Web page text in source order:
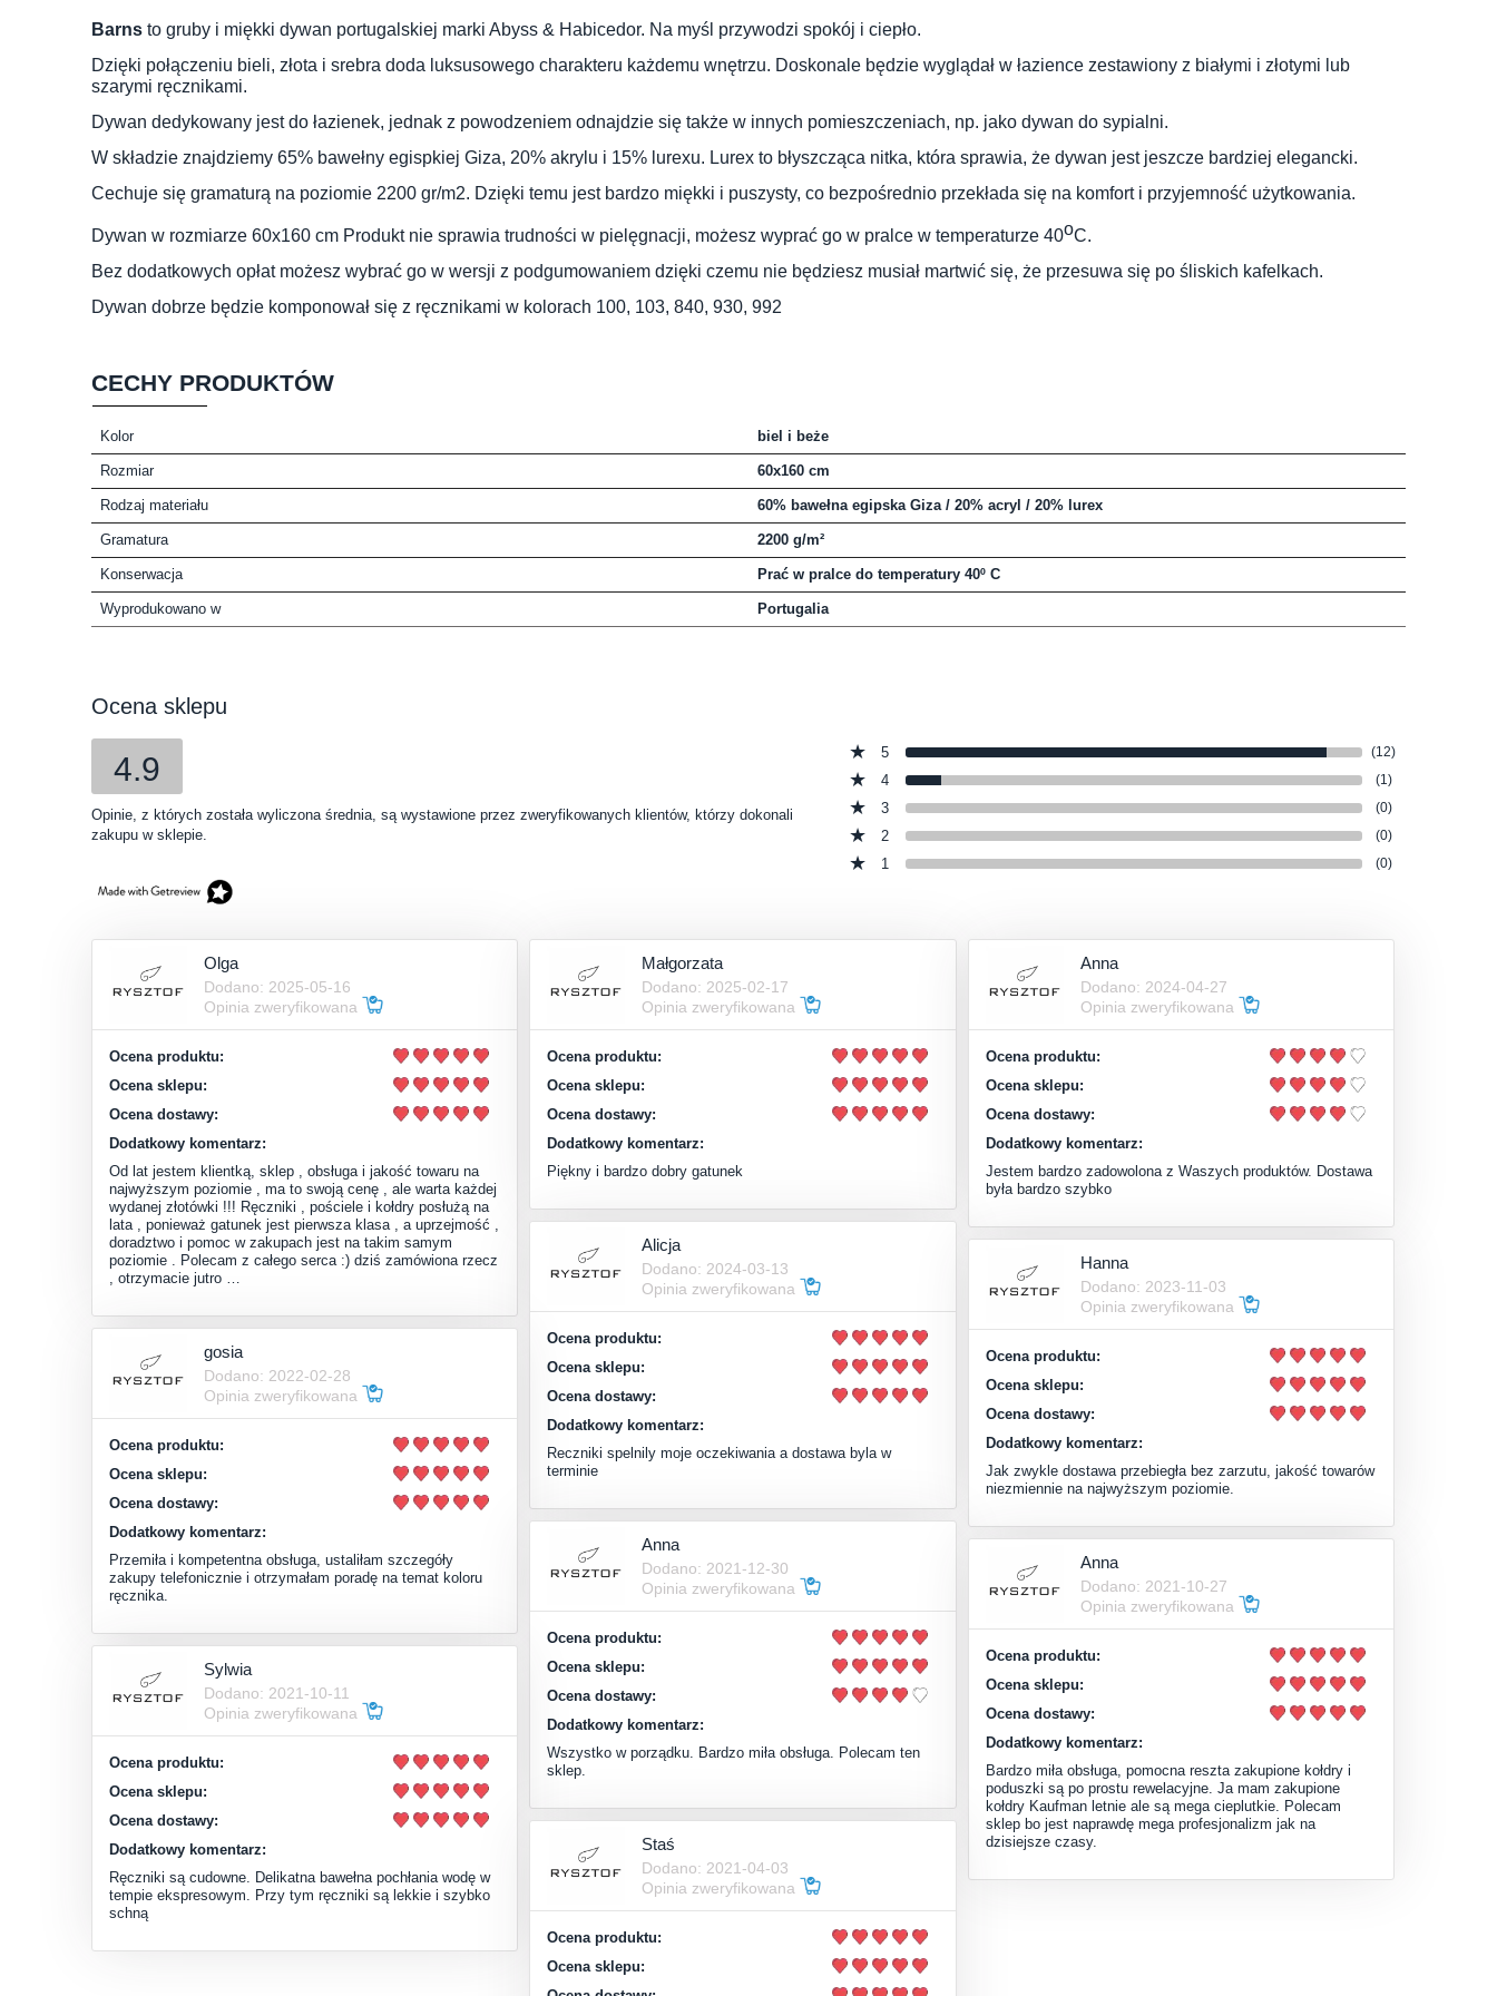
Barns to gruby i miękki dywan portugalskiej marki Abyss & Habicedor. Na myśl przywodzi spokój i ciepło.
Dzięki połączeniu bieli, złota i srebra doda luksusowego charakteru każdemu wnętrzu. Doskonale będzie wyglądał w łazience zestawiony z białymi i złotymi lub
szarymi ręcznikami.
Dywan dedykowany jest do łazienek, jednak z powodzeniem odnajdzie się także w innych pomieszczeniach, np. jako dywan do sypialni.
W składzie znajdziemy 65% bawełny egispkiej Giza, 20% akrylu i 15% lurexu. Lurex to błyszcząca nitka, która sprawia, że dywan jest jeszcze bardziej elegancki.
Cechuje się gramaturą na poziomie 2200 gr/m2. Dzięki temu jest bardzo miękki i puszysty, co bezpośrednio przekłada się na komfort i przyjemność użytkowania.
Dywan w rozmiarze 60x160 cm Produkt nie sprawia trudności w pielęgnacji, możesz wyprać go w pralce w temperaturze 40oC.
Bez dodatkowych opłat możesz wybrać go w wersji z podgumowaniem dzięki czemu nie będziesz musiał martwić się, że przesuwa się po śliskich kafelkach.
Dywan dobrze będzie komponował się z ręcznikami w kolorach 100, 103, 840, 930, 992
CECHY PRODUKTÓW
Kolor biel i beże
Rozmiar 60x160 cm
Rodzaj materiału 60% bawełna egipska Giza / 20% acryl / 20% lurex
Gramatura 2200 g/m²
Konserwacja Prać w pralce do temperatury 40º C
Wyprodukowano w Portugalia
Ocena sklepu
4.9
Opinie, z których została wyliczona średnia, są wystawione przez zweryfikowanych klientów, którzy dokonali
zakupu w sklepie.
5 (12)
4 (1)
3 (0)
2 (0)
1 (0)
Olga
Dodano: 2025-05-16
Opinia zweryfikowana
Ocena produktu:
Ocena sklepu:
Ocena dostawy:
Dodatkowy komentarz:
Od lat jestem klientką, sklep , obsługa i jakość towaru na
najwyższym poziomie , ma to swoją cenę , ale warta każdej
wydanej złotówki !!! Ręczniki , pościele i kołdry posłużą na
lata , ponieważ gatunek jest pierwsza klasa , a uprzejmość ,
doradztwo i pomoc w zakupach jest na takim samym
poziomie . Polecam z całego serca :) dziś zamówiona rzecz
, otrzymacie jutro …
Małgorzata
Dodano: 2025-02-17
Opinia zweryfikowana
Ocena produktu:
Ocena sklepu:
Ocena dostawy:
Dodatkowy komentarz:
Piękny i bardzo dobry gatunek
Anna
Dodano: 2024-04-27
Opinia zweryfikowana
Ocena produktu:
Ocena sklepu:
Ocena dostawy:
Dodatkowy komentarz:
Jestem bardzo zadowolona z Waszych produktów. Dostawa
była bardzo szybko
Alicja
Dodano: 2024-03-13
Opinia zweryfikowana
Ocena produktu:
Ocena sklepu:
Ocena dostawy:
Dodatkowy komentarz:
Reczniki spelnily moje oczekiwania a dostawa byla w
terminie
Hanna
Dodano: 2023-11-03
Opinia zweryfikowana
Ocena produktu:
Ocena sklepu:
Ocena dostawy:
Dodatkowy komentarz:
Jak zwykle dostawa przebiegła bez zarzutu, jakość towarów
niezmiennie na najwyższym poziomie.
gosia
Dodano: 2022-02-28
Opinia zweryfikowana
Ocena produktu:
Ocena sklepu:
Ocena dostawy:
Dodatkowy komentarz:
Przemiła i kompetentna obsługa, ustaliłam szczegóły
zakupy telefonicznie i otrzymałam poradę na temat koloru
ręcznika.
Anna
Dodano: 2021-12-30
Opinia zweryfikowana
Ocena produktu:
Ocena sklepu:
Ocena dostawy:
Dodatkowy komentarz:
Wszystko w porządku. Bardzo miła obsługa. Polecam ten
sklep.
Anna
Dodano: 2021-10-27
Opinia zweryfikowana
Ocena produktu:
Ocena sklepu:
Ocena dostawy:
Dodatkowy komentarz:
Bardzo miła obsługa, pomocna reszta zakupione kołdry i
poduszki są po prostu rewelacyjne. Ja mam zakupione
kołdry Kaufman letnie ale są mega cieplutkie. Polecam
sklep bo jest naprawdę mega profesjonalizm jak na
dzisiejsze czasy.
Sylwia
Dodano: 2021-10-11
Opinia zweryfikowana
Ocena produktu:
Ocena sklepu:
Ocena dostawy:
Dodatkowy komentarz:
Ręczniki są cudowne. Delikatna bawełna pochłania wodę w
tempie ekspresowym. Przy tym ręczniki są lekkie i szybko
schną
Staś
Dodano: 2021-04-03
Opinia zweryfikowana
Ocena produktu:
Ocena sklepu: